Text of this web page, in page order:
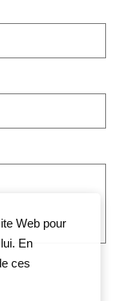
Web pour
En
ces